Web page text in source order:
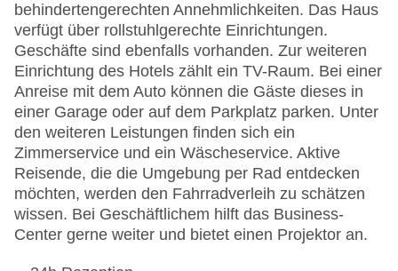
behindertengerechten Annehmlichkeiten. Das Haus
verfügt über rollstuhlgerechte Einrichtungen.
Geschäfte sind ebenfalls vorhanden. Zur weiteren
Einrichtung des Hotels zählt ein TV-Raum. Bei einer
Anreise mit dem Auto können die Gäste dieses in
einer Garage oder auf dem Parkplatz parken. Unter
den weiteren Leistungen finden sich ein
Zimmerservice und ein Wäscheservice. Aktive
Reisende, die die Umgebung per Rad entdecken
möchten, werden den Fahrradverleih zu schätzen
wissen. Bei Geschäftlichem hilft das Business-
Center gerne weiter und bietet einen Projektor an.